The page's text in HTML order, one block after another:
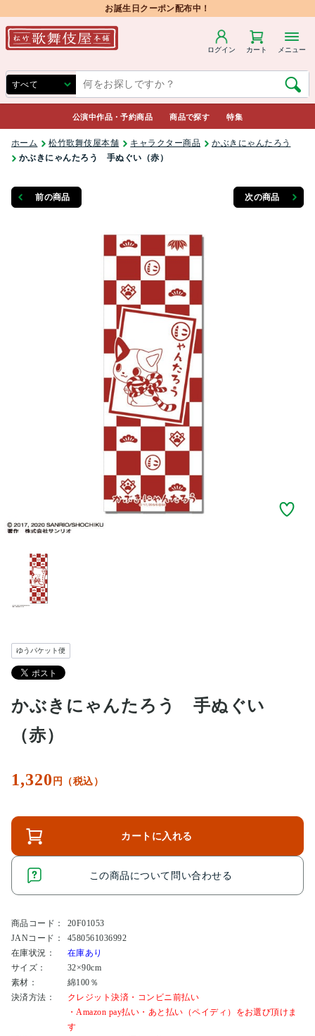
お誕生日クーポン配布中！
ログイン カート メニュー
公演中作品・予約商品 商品で探す 特集
ホーム 松竹歌舞伎屋本舗 キャラクター商品
かぶきにゃんたろう
かぶきにゃんたろう 手ぬぐい（赤）
前の商品 次の商品
ゆうパケット便
かぶきにゃんたろう 手ぬぐい
（赤）
1,320 円（税込）
カートに入れる
この商品について問い合わせる
商品コード：
20F01053
JANコード：
4580561036992
在庫状況：
在庫あり
サイズ：
32×90cm
素材：
綿100％
決済方法：
クレジット決済・コンビニ前払い
・Amazon pay払い・あと払い（ペイディ）をお選び頂けま
す